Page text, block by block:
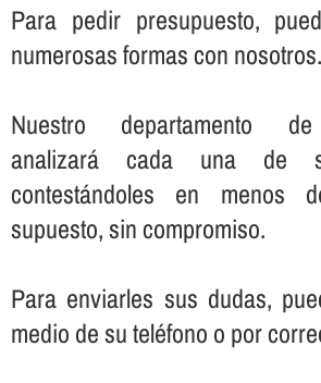
Para pedir presupuesto,
numerosas formas con nosotros.
Nuestro departamento de
analizará cada una de
contestándoles en
supuesto, sin compromiso.
Para enviarles sus dudas,
medio de su teléfono o por